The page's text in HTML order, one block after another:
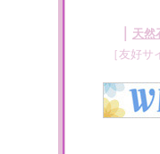
天然
［友好サ